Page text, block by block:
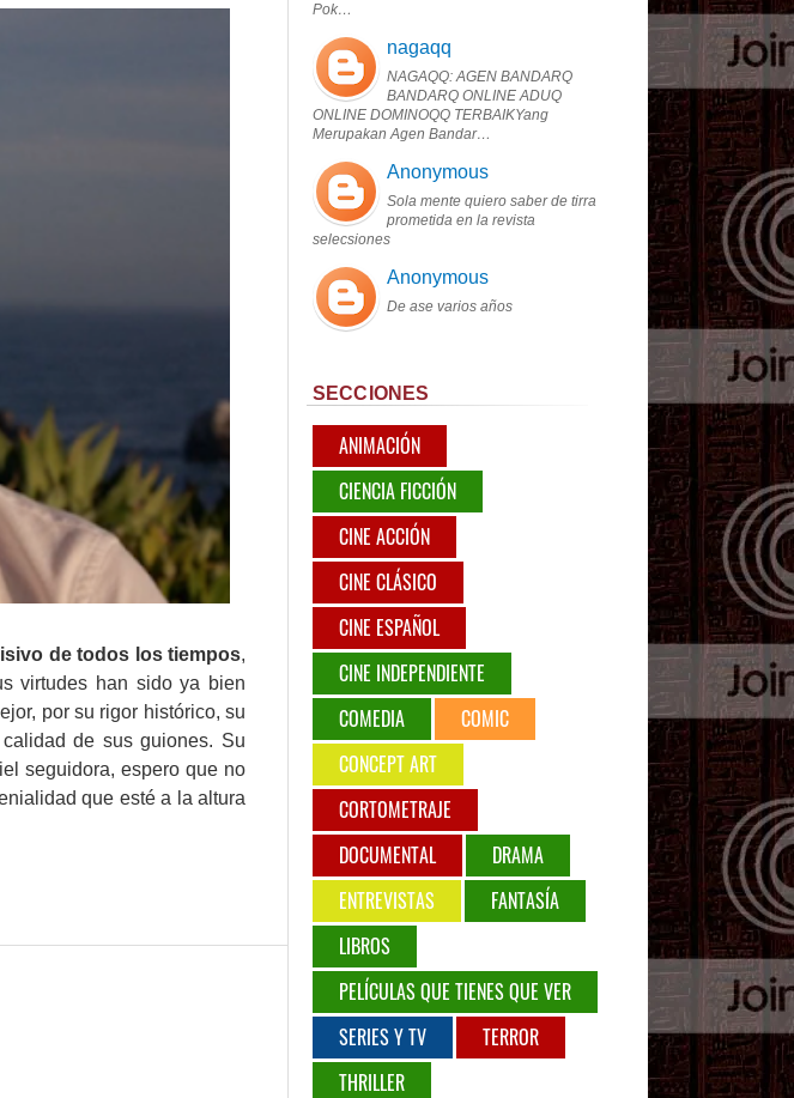
de todos los tiempos,
virtudes han sido ya bien
por su rigor histórico, su
de sus guiones. Su
seguidora, espero que no
que esté a la altura
Pok…
nagaqq
NAGAQQ: AGEN BANDARQ
BANDARQ ONLINE ADUQ
ONLINE DOMINOQQ TERBAIKYang
Merupakan Agen Bandar…
Anonymous
Sola mente quiero saber de tirra
prometida en la revista
selecsiones
Anonymous
De ase varios años
SECCIONES
ANIMACIÓN
CIENCIA FICCIÓN
CINE ACCIÓN
CINE CLÁSICO
CINE ESPAÑOL
CINE INDEPENDIENTE
COMEDIA
COMIC
CONCEPT ART
CORTOMETRAJE
DOCUMENTAL
DRAMA
ENTREVISTAS
FANTASÍA
LIBROS
PELÍCULAS QUE TIENES QUE VER
SERIES Y TV
TERROR
THRILLER